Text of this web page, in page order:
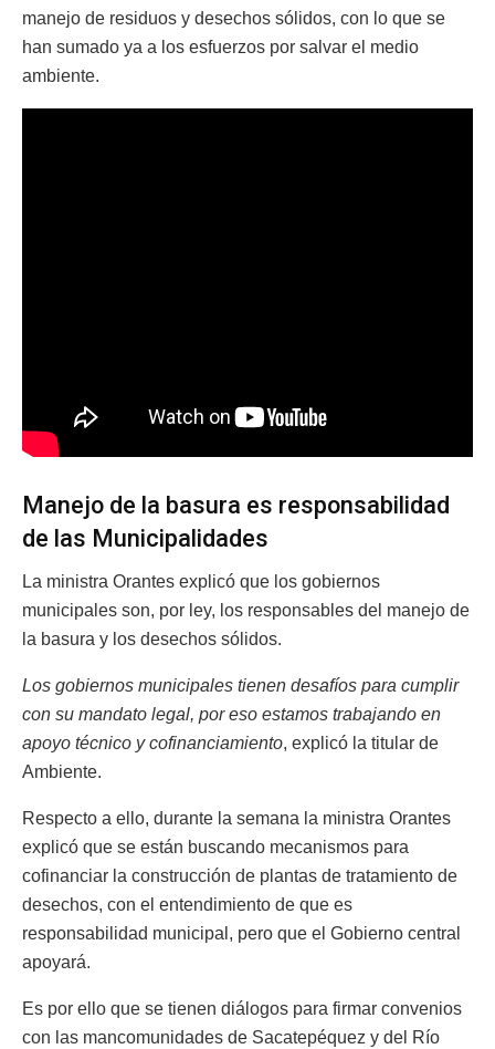
manejo de residuos y desechos sólidos, con lo que se
han sumado ya a los esfuerzos por salvar el medio
ambiente.
Manejo de la basura es responsabilidad
de las Municipalidades
La ministra Orantes explicó que los gobiernos
municipales son, por ley, los responsables del manejo de
la basura y los desechos sólidos.
Los gobiernos municipales tienen desafíos para cumplir
con su mandato legal, por eso estamos trabajando en
apoyo técnico y cofinanciamiento, explicó la titular de
Ambiente.
Respecto a ello, durante la semana la ministra Orantes
explicó que se están buscando mecanismos para
cofinanciar la construcción de plantas de tratamiento de
desechos, con el entendimiento de que es
responsabilidad municipal, pero que el Gobierno central
apoyará.
Es por ello que se tienen diálogos para firmar convenios
con las mancomunidades de Sacatepéquez y del Río